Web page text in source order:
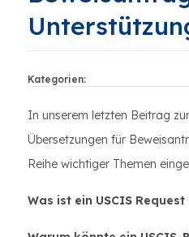
Kategorien:
In unserem letzten Beitrag
Übersetzungen für
Reihe wichtiger Themen
Was ist ein USCIS